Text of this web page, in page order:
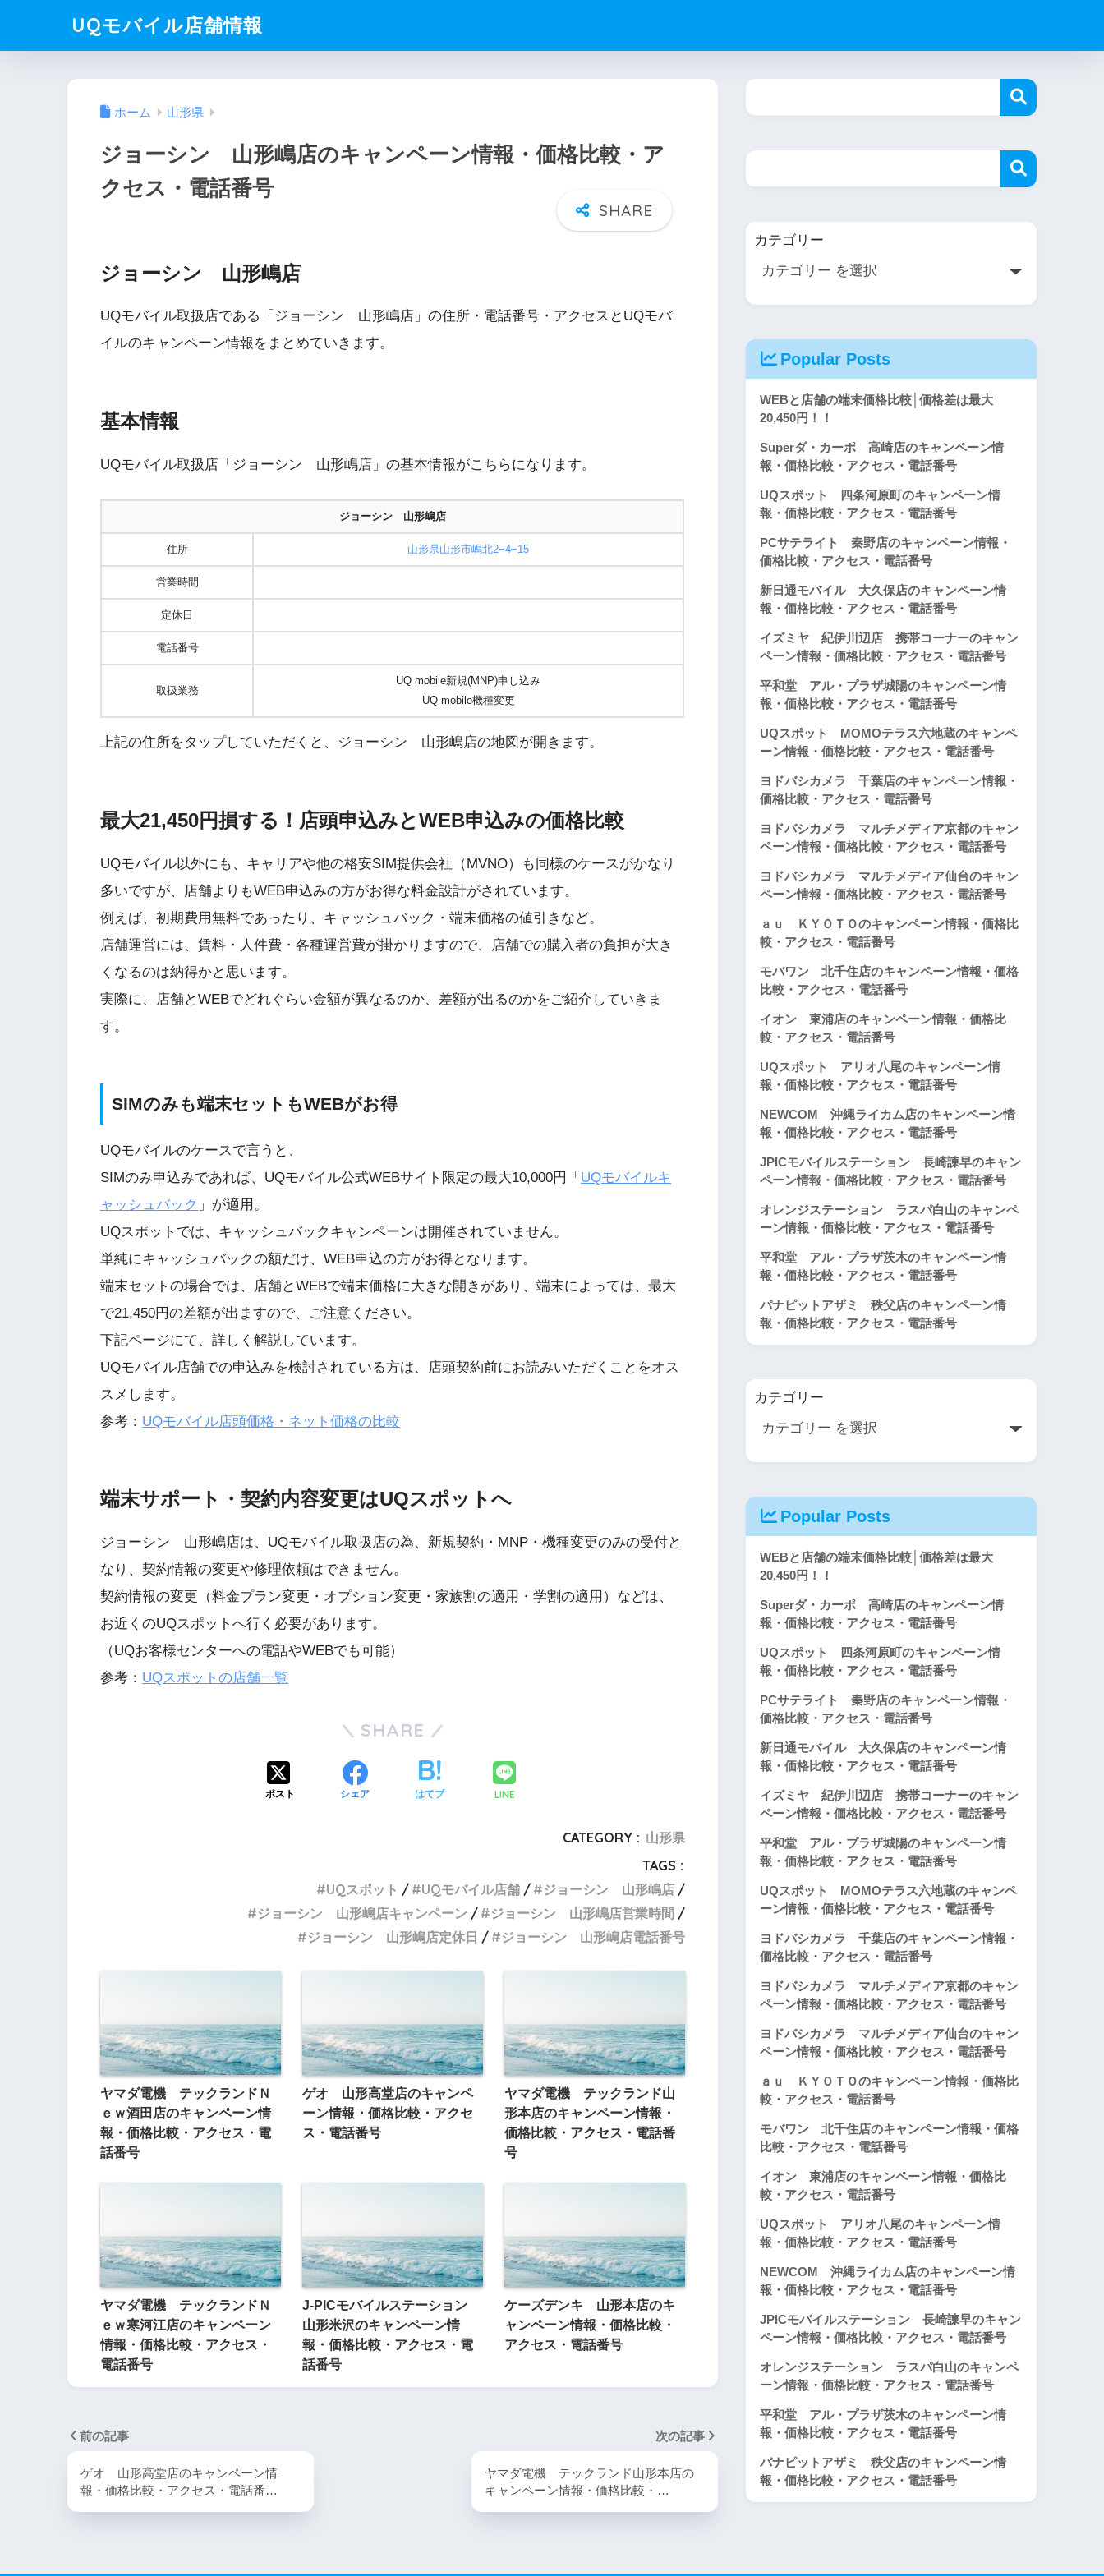
UQモバイル店舗情報
ホーム 山形県
ジョーシン 山形嶋店のキャンペーン情報・価格比較・ア
クセス・電話番号
ジョーシン 山形嶋店
UQモバイル取扱店である「ジョーシン 山形嶋店」の住所・電話番号・アクセスとUQモバ
イルのキャンペーン情報をまとめていきます。
基本情報
UQモバイル取扱店「ジョーシン 山形嶋店」の基本情報がこちらになります。
ジョーシン 山形嶋店
住所 山形県山形市嶋北2−4−15
営業時間
定休日
電話番号
取扱業務
UQ mobile新規(MNP)申し込み
UQ mobile機種変更
上記の住所をタップしていただくと、ジョーシン 山形嶋店の地図が開きます。
最大21,450円損する！店頭申込みとWEB申込みの価格比較
UQモバイル以外にも、キャリアや他の格安SIM提供会社（MVNO）も同様のケースがかなり
多いですが、店舗よりもWEB申込みの方がお得な料金設計がされています。
例えば、初期費用無料であったり、キャッシュバック・端末価格の値引きなど。
店舗運営には、賃料・人件費・各種運営費が掛かりますので、店舗での購入者の負担が大き
くなるのは納得かと思います。
実際に、店舗とWEBでどれぐらい金額が異なるのか、差額が出るのかをご紹介していきま
す。
SIMのみも端末セットもWEBがお得
UQモバイルのケースで言うと、
SIMのみ申込みであれば、UQモバイル公式WEBサイト限定の最大10,000円「 UQモバイルキ
ャッシュバック 」が適用。
UQスポットでは、キャッシュバックキャンペーンは開催されていません。
単純にキャッシュバックの額だけ、WEB申込の方がお得となります。
端末セットの場合では、店舗とWEBで端末価格に大きな開きがあり、端末によっては、最大
で21,450円の差額が出ますので、ご注意ください。
下記ページにて、詳しく解説しています。
UQモバイル店舗での申込みを検討されている方は、店頭契約前にお読みいただくことをオス
スメします。
参考： UQモバイル店頭価格・ネット価格の比較
端末サポート・契約内容変更はUQスポットへ
ジョーシン 山形嶋店は、UQモバイル取扱店の為、新規契約・MNP・機種変更のみの受付と
なり、契約情報の変更や修理依頼はできません。
契約情報の変更（料金プラン変更・オプション変更・家族割の適用・学割の適用）などは、
お近くのUQスポットへ行く必要があります。
（UQお客様センターへの電話やWEBでも可能）
参考： UQスポットの店舗一覧
SHARE
ポスト シェア はてブ LINE
CATEGORY : 山形県
TAGS :
UQスポット
UQモバイル店舗
ジョーシン 山形嶋店
ジョーシン 山形嶋店キャンペーン
ジョーシン 山形嶋店営業時間
ジョーシン 山形嶋店定休日
ジョーシン 山形嶋店電話番号
ヤマダ電機 テックランドＮ
ｅｗ酒田店のキャンペーン情
報・価格比較・アクセス・電
話番号
ゲオ 山形高堂店のキャンペ
ーン情報・価格比較・アクセ
ス・電話番号
ヤマダ電機 テックランド山
形本店のキャンペーン情報・
価格比較・アクセス・電話番
号
ヤマダ電機 テックランドＮ
ｅｗ寒河江店のキャンペーン
情報・価格比較・アクセス・
電話番号
J-PICモバイルステーション
山形米沢のキャンペーン情
報・価格比較・アクセス・電
話番号
ケーズデンキ 山形本店のキ
ャンペーン情報・価格比較・
アクセス・電話番号
前の記事
ゲオ 山形高堂店のキャンペーン情
報・価格比較・アクセス・電話番…
次の記事
ヤマダ電機 テックランド山形本店の
キャンペーン情報・価格比較・…
カテゴリー
Popular Posts
WEBと店舗の端末価格比較│価格差は最大
20,450円！！
Superダ・カーポ 高崎店のキャンペーン情
報・価格比較・アクセス・電話番号
UQスポット 四条河原町のキャンペーン情
報・価格比較・アクセス・電話番号
PCサテライト 秦野店のキャンペーン情報・
価格比較・アクセス・電話番号
新日通モバイル 大久保店のキャンペーン情
報・価格比較・アクセス・電話番号
イズミヤ 紀伊川辺店 携帯コーナーのキャン
ペーン情報・価格比較・アクセス・電話番号
平和堂 アル・プラザ城陽のキャンペーン情
報・価格比較・アクセス・電話番号
UQスポット MOMOテラス六地蔵のキャンペ
ーン情報・価格比較・アクセス・電話番号
ヨドバシカメラ 千葉店のキャンペーン情報・
価格比較・アクセス・電話番号
ヨドバシカメラ マルチメディア京都のキャン
ペーン情報・価格比較・アクセス・電話番号
ヨドバシカメラ マルチメディア仙台のキャン
ペーン情報・価格比較・アクセス・電話番号
ａｕ ＫＹＯＴＯのキャンペーン情報・価格比
較・アクセス・電話番号
モバワン 北千住店のキャンペーン情報・価格
比較・アクセス・電話番号
イオン 東浦店のキャンペーン情報・価格比
較・アクセス・電話番号
UQスポット アリオ八尾のキャンペーン情
報・価格比較・アクセス・電話番号
NEWCOM 沖縄ライカム店のキャンペーン情
報・価格比較・アクセス・電話番号
JPICモバイルステーション 長崎諫早のキャン
ペーン情報・価格比較・アクセス・電話番号
オレンジステーション ラスパ白山のキャンペ
ーン情報・価格比較・アクセス・電話番号
平和堂 アル・プラザ茨木のキャンペーン情
報・価格比較・アクセス・電話番号
パナピットアザミ 秩父店のキャンペーン情
報・価格比較・アクセス・電話番号
カテゴリー
Popular Posts
WEBと店舗の端末価格比較│価格差は最大
20,450円！！
Superダ・カーポ 高崎店のキャンペーン情
報・価格比較・アクセス・電話番号
UQスポット 四条河原町のキャンペーン情
報・価格比較・アクセス・電話番号
PCサテライト 秦野店のキャンペーン情報・
価格比較・アクセス・電話番号
新日通モバイル 大久保店のキャンペーン情
報・価格比較・アクセス・電話番号
イズミヤ 紀伊川辺店 携帯コーナーのキャン
ペーン情報・価格比較・アクセス・電話番号
平和堂 アル・プラザ城陽のキャンペーン情
報・価格比較・アクセス・電話番号
UQスポット MOMOテラス六地蔵のキャンペ
ーン情報・価格比較・アクセス・電話番号
ヨドバシカメラ 千葉店のキャンペーン情報・
価格比較・アクセス・電話番号
ヨドバシカメラ マルチメディア京都のキャン
ペーン情報・価格比較・アクセス・電話番号
ヨドバシカメラ マルチメディア仙台のキャン
ペーン情報・価格比較・アクセス・電話番号
ａｕ ＫＹＯＴＯのキャンペーン情報・価格比
較・アクセス・電話番号
モバワン 北千住店のキャンペーン情報・価格
比較・アクセス・電話番号
イオン 東浦店のキャンペーン情報・価格比
較・アクセス・電話番号
UQスポット アリオ八尾のキャンペーン情
報・価格比較・アクセス・電話番号
NEWCOM 沖縄ライカム店のキャンペーン情
報・価格比較・アクセス・電話番号
JPICモバイルステーション 長崎諫早のキャン
ペーン情報・価格比較・アクセス・電話番号
オレンジステーション ラスパ白山のキャンペ
ーン情報・価格比較・アクセス・電話番号
平和堂 アル・プラザ茨木のキャンペーン情
報・価格比較・アクセス・電話番号
パナピットアザミ 秩父店のキャンペーン情
報・価格比較・アクセス・電話番号